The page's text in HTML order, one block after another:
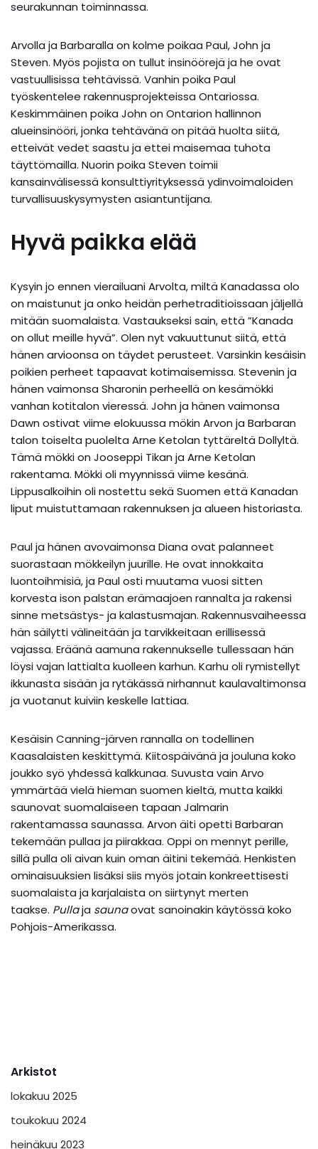
seurakunnan toiminnassa.
Arvolla ja Barbaralla on kolme poikaa Paul, John ja
Steven. Myös pojista on tullut insinöörejä ja he ovat
vastuullisissa tehtävissä. Vanhin poika Paul
työskentelee rakennusprojekteissa Ontariossa.
Keskimmäinen poika John on Ontarion hallinnon
alueinsinööri, jonka tehtävänä on pitää huolta siitä,
etteivät vedet saastu ja ettei maisemaa tuhota
täyttömailla. Nuorin poika Steven toimii
kansainvälisessä konsulttiyrityksessä ydinvoimaloiden
turvallisuuskysymysten asiantuntijana.
Hyvä paikka elää
Kysyin jo ennen vierailuani Arvolta, miltä Kanadassa olo
on maistunut ja onko heidän perhetraditioissaan jäljellä
mitään suomalaista. Vastaukseksi sain, että ”Kanada
on ollut meille hyvä”. Olen nyt vakuuttunut siitä, että
hänen arvioonsa on täydet perusteet. Varsinkin kesäisin
poikien perheet tapaavat kotimaisemissa. Stevenin ja
hänen vaimonsa Sharonin perheellä on kesämökki
vanhan kotitalon vieressä. John ja hänen vaimonsa
Dawn ostivat viime elokuussa mökin Arvon ja Barbaran
talon toiselta puolelta Arne Ketolan tyttäreltä Dollyltä.
Tämä mökki on Jooseppi Tikan ja Arne Ketolan
rakentama. Mökki oli myynnissä viime kesänä.
Lippusalkoihin oli nostettu sekä Suomen että Kanadan
liput muistuttamaan rakennuksen ja alueen historiasta.
Paul ja hänen avovaimonsa Diana ovat palanneet
suorastaan mökkeilyn juurille. He ovat innokkaita
luontoihmisiä, ja Paul osti muutama vuosi sitten
korvesta ison palstan erämaajoen rannalta ja rakensi
sinne metsästys- ja kalastusmajan. Rakennusvaiheessa
hän säilytti välineitään ja tarvikkeitaan erillisessä
vajassa. Eräänä aamuna rakennukselle tullessaan hän
löysi vajan lattialta kuolleen karhun. Karhu oli rymistellyt
ikkunasta sisään ja rytäkässä nirhannut kaulavaltimonsa
ja vuotanut kuiviin keskelle lattiaa.
Kesäisin Canning-järven rannalla on todellinen
Kaasalaisten keskittymä. Kiitospäivänä ja jouluna koko
joukko syö yhdessä kalkkunaa. Suvusta vain Arvo
ymmärtää vielä hieman suomen kieltä, mutta kaikki
saunovat suomalaiseen tapaan Jalmarin
rakentamassa saunassa. Arvon äiti opetti Barbaran
tekemään pullaa ja piirakkaa. Oppi on mennyt perille,
sillä pulla oli aivan kuin oman äitini tekemää. Henkisten
ominaisuuksien lisäksi siis myös jotain konkreettisesti
suomalaista ja karjalaista on siirtynyt merten
taakse. Pullaja saunaovat sanoinakin käytössä koko
Pohjois-Amerikassa.
Arkistot
lokakuu 2025
toukokuu 2024
heinäkuu 2023